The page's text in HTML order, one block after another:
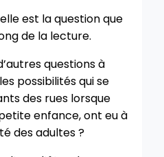
est la question que
de la lecture.
questions à
possibilités qui se
des rues lorsque
enfance, ont eu à
des adultes ?